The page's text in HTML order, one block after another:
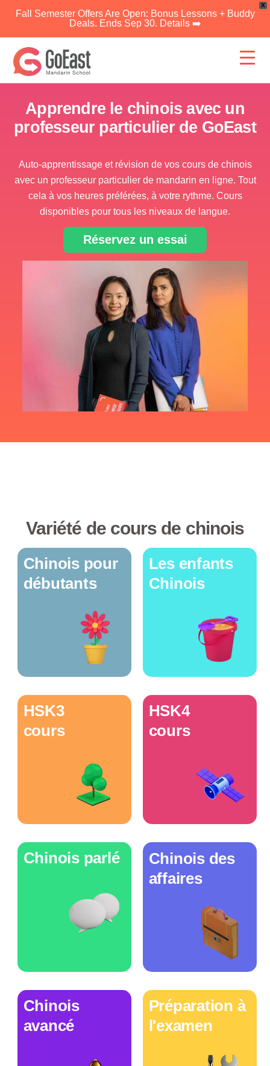
X
Fall Semester Offers Are Open: Bonus Lessons + Buddy
Deals. Ends Sep 30. Details ➡️
content
Apprendre le chinois avec un
professeur particulier de GoEast
Auto-apprentissage et révision de vos cours de chinois
avec un professeur particulier de mandarin en ligne. Tout
cela à vos heures préférées, à votre rythme. Cours
disponibles pour tous les niveaux de langue.
Réservez un essai
Variété de cours de chinois
Chinois pour
débutants
Les enfants
Chinois
HSK3
cours
HSK4
cours
Chinois parlé
Chinois des
affaires
Chinois
avancé
Préparation à
l'examen